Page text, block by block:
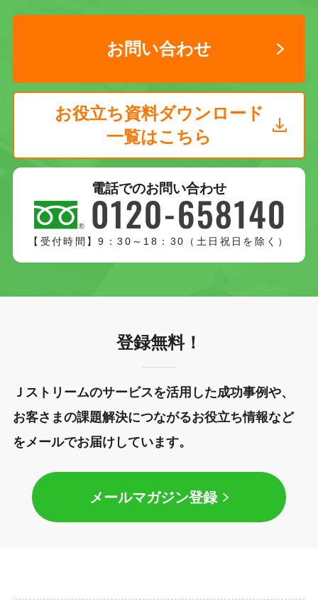
お問い合わせ
お役立ち資料ダウンロード
一覧はこちら
電話でのお問い合わせ
【受付時間】9：30～18：30（土日祝日を除く）
登録無料！
Ｊストリームのサービスを活用した成功事例や、
お客さまの課題解決につながるお役立ち情報など
をメールでお届けしています。
メールマガジン登録